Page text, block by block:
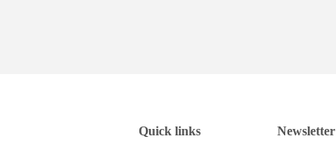
Quick links Newsletter